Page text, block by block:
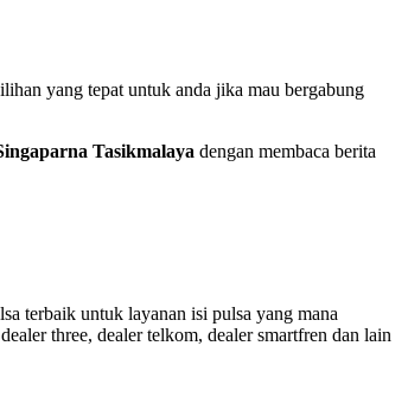
yang tepat untuk anda jika mau bergabung
Tasikmalaya dengan membaca berita
terbaik untuk layanan isi pulsa yang mana
three, dealer telkom, dealer smartfren dan lain